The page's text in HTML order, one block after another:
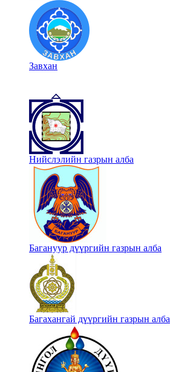
Завхан
Нийслэлийн газрын алба
Багануур дүүргийн газрын алба
Багахангай дүүргийн газрын алба